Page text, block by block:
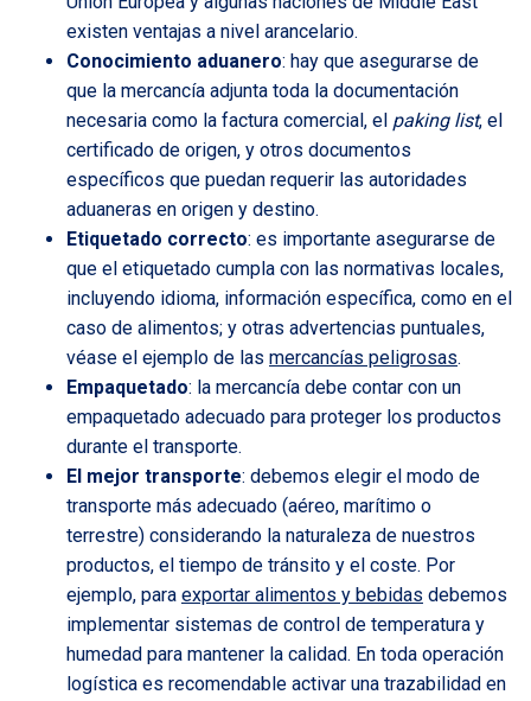
existen ventajas a nivel arancelario.
Conocimiento aduanero: hay que asegurarse de
que la mercancía adjunta toda la documentación
necesaria como la factura comercial, el paking list, el
certificado de origen, y otros documentos
específicos que puedan requerir las autoridades
aduaneras en origen y destino.
Etiquetado correcto: es importante asegurarse de
que el etiquetado cumpla con las normativas locales,
incluyendo idioma, información específica, como en el
caso de alimentos; y otras advertencias puntuales,
véase el ejemplo de las mercancías peligrosas.
Empaquetado: la mercancía debe contar con un
empaquetado adecuado para proteger los productos
durante el transporte.
El mejor transporte: debemos elegir el modo de
transporte más adecuado (aéreo, marítimo o
terrestre) considerando la naturaleza de nuestros
productos, el tiempo de tránsito y el coste. Por
ejemplo, para exportar alimentos y bebidas debemos
implementar sistemas de control de temperatura y
humedad para mantener la calidad. En toda operación
logística es recomendable activar una trazabilidad en